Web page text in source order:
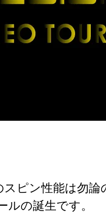
ピン性能は勿論
ルの誕生です。